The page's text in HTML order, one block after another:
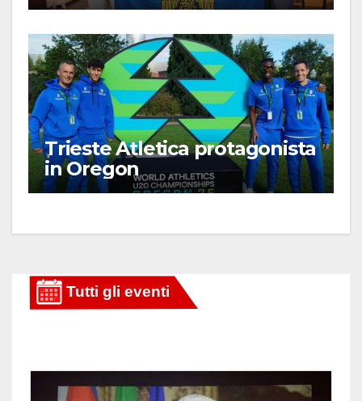
Trieste Atletica protagonista
in Oregon